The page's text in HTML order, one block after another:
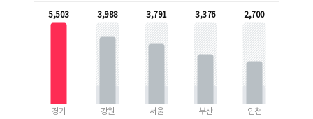
5,503
경기
3,988
강원
3,791
서울
3,376
부산
2,700
인천